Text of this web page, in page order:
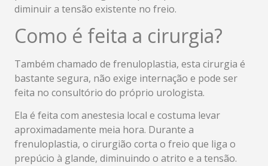
diminuir a tensão existente no freio.
Como é feita a cirurgia?
Também chamado de frenuloplastia, esta cirurgia é
bastante segura, não exige internação e pode ser
feita no consultório do próprio urologista.
Ela é feita com anestesia local e costuma levar
aproximadamente meia hora. Durante a
frenuloplastia, o cirurgião corta o freio que liga o
prepúcio à glande, diminuindo o atrito e a tensão.